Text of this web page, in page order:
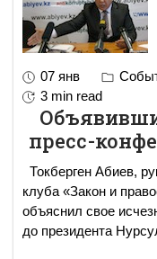
07 янв
3 min read
пресс-
Токберген Абиев,
клуба «Закон и
объяснил свое